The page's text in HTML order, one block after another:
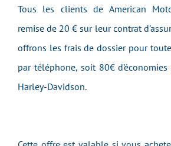
Tous les clients de American
remise de 20 € sur leur contrat
offrons les frais de dossier pour
par téléphone, soit 80€
Harley-Davidson.